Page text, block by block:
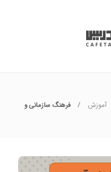
آموزش
فرهنگ سازمانی و